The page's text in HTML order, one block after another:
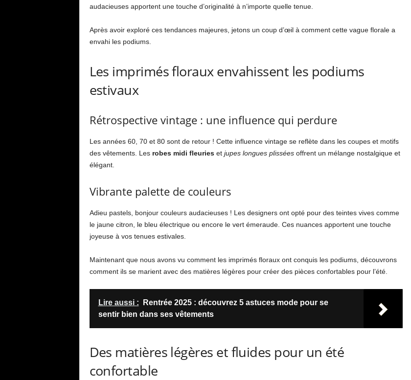
audacieuses apportent une touche d’originalité à n’importe quelle tenue.
Après avoir exploré ces tendances majeures, jetons un coup d’œil à comment cette vague florale a
envahi les podiums.
Les imprimés floraux envahissent les podiums
estivaux
Rétrospective vintage : une influence qui perdure
Les années 60, 70 et 80 sont de retour ! Cette influence vintage se reflète dans les coupes et motifs
des vêtements. Les robes midi fleurieset jupes longues plisséesoffrent un mélange nostalgique et
élégant.
Vibrante palette de couleurs
Adieu pastels, bonjour couleurs audacieuses ! Les designers ont opté pour des teintes vives comme
le jaune citron, le bleu électrique ou encore le vert émeraude. Ces nuances apportent une touche
joyeuse à vos tenues estivales.
Maintenant que nous avons vu comment les imprimés floraux ont conquis les podiums, découvrons
comment ils se marient avec des matières légères pour créer des pièces confortables pour l’été.
Lire aussi :
Rentrée 2025 : découvrez 5 astuces mode pour se
sentir bien dans ses vêtements
Des matières légères et fluides pour un été
confortable